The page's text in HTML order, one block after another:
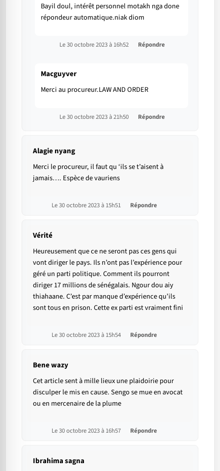
Bayil doul, intérêt personnel motakh nga done
répondeur automatique.niak diom
Le 30 octobre 2023 à 16h52 Répondre
Macguyver
Merci au procureur.LAW AND ORDER
Le 30 octobre 2023 à 21h50 Répondre
Alagie nyang
Merci le procureur, il faut qu ‘ils se t’aisent à
jamais…. Espèce de vauriens
Le 30 octobre 2023 à 15h51 Répondre
Vérité
Heureusement que ce ne seront pas ces gens qui
vont diriger le pays. Ils n’ont pas l’expérience pour
géré un parti politique. Comment ils pourront
diriger 17 millions de sénégalais. Ngour dou aiy
thiahaane. C’est par manque d’expérience qu’ils
sont tous en prison. Cette ex parti est vraiment fini
Le 30 octobre 2023 à 15h54 Répondre
Bene wazy
Cet article sent à mille lieux une plaidoirie pour
disculper le mis en cause. Sengo se mue en avocat
ou en mercenaire de la plume
Le 30 octobre 2023 à 16h57 Répondre
Ibrahima sagna